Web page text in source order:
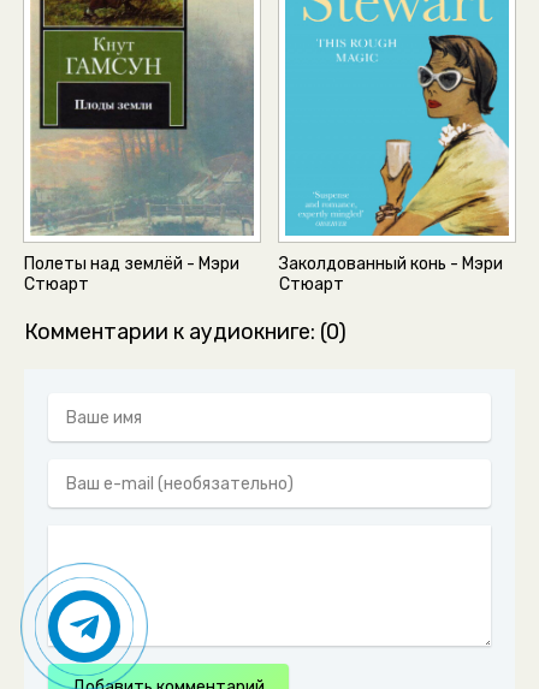
Полеты над землёй - Мэри
Стюарт
Заколдованный конь - Мэри
Стюарт
Комментарии к аудиокниге: (0)